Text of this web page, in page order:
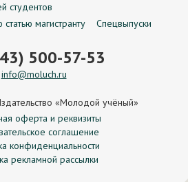
студентов
магистранту
Спецвыпуски
500-57-53
info@moluch.ru
«Молодой учёный»
оферта и реквизиты
соглашение
конфиденциальности
рекламной рассылки